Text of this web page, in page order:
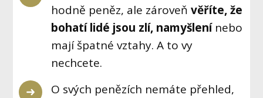
hodně peněz, ale zároveňvěříte, že
bohatí lidé jsou zlí, namyšlení nebo
mají špatné vztahy. A to vy
nechcete.
O svých penězích nemáte přehled,